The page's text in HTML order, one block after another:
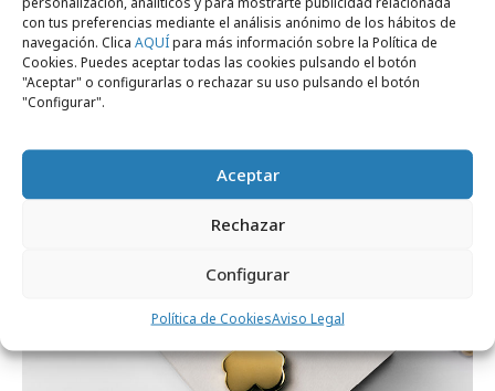
con tus preferencias mediante el análisis anónimo de los hábitos de
navegación. Clica AQUÍpara más información sobre la Política de
Cookies. Puedes aceptar todas las cookies pulsando el botón
"Aceptar" o configurarlas o rechazar su uso pulsando el botón
"Configurar".
Aceptar
Rechazar
Configurar
Política de CookiesAviso Legal
Los Premios Goya aterrizan en Barcelona
con Vueling